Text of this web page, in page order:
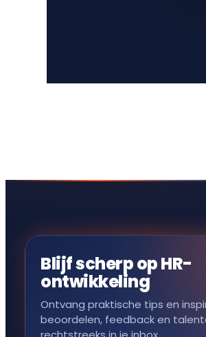
Blijf scherp op HR-
ontwikkeling
Ontvang praktische tips en
beoordelen, feedback en